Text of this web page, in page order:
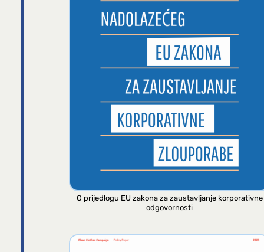
O prijedlogu EU zakona za zaustavljanje korporativne
odgovornosti